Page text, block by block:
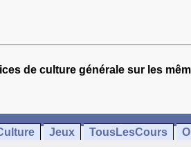
de culture générale sur les
Jeux TousLesCours